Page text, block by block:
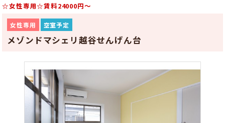
☆女性専用☆賃料24000円～
女性専用 空室予定
メゾンドマシェリ越谷せんげん台